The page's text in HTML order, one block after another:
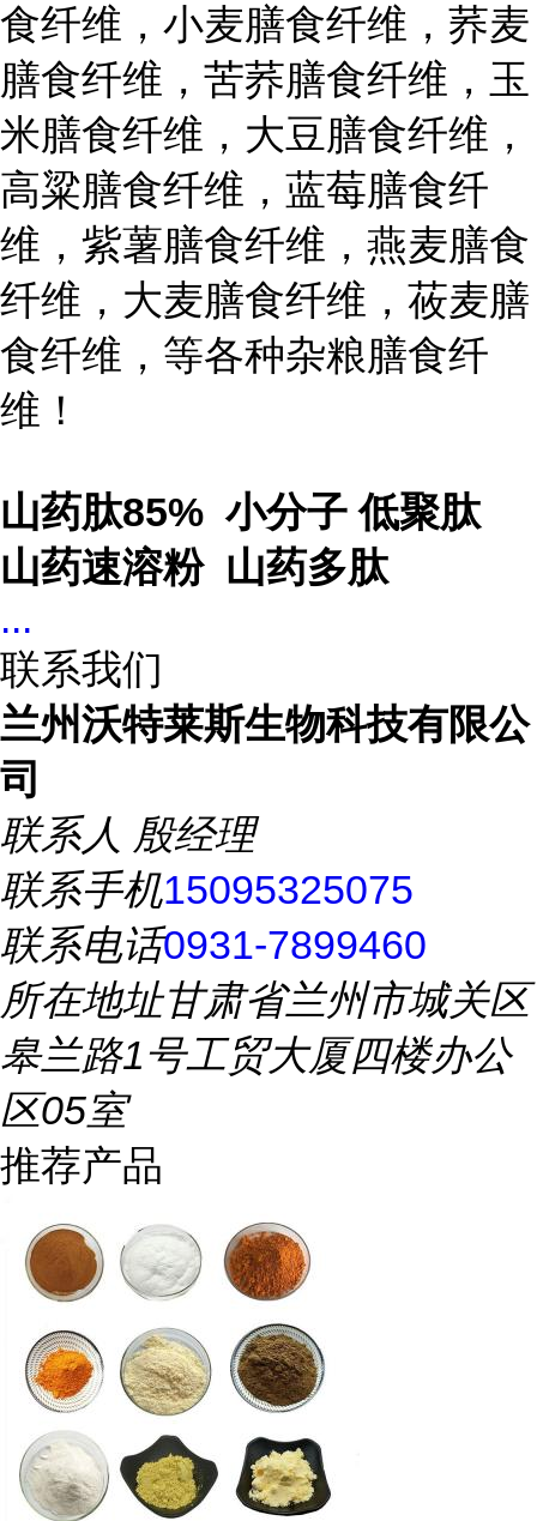
食纤维，小麦膳食纤维，荞麦
膳食纤维，苦荞膳食纤维，玉
米膳食纤维，大豆膳食纤维，
高粱膳食纤维，蓝莓膳食纤
维，紫薯膳食纤维，燕麦膳食
纤维，大麦膳食纤维，莜麦膳
食纤维，等各种杂粮膳食纤
维！
山药肽85% 小分子 低聚肽
山药速溶粉 山药多肽
...
联系我们
兰州沃特莱斯生物科技有限公
司
联系人 殷经理
联系手机15095325075
联系电话0931-7899460
所在地址甘肃省兰州市城关区
皋兰路1号工贸大厦四楼办公
区05室
推荐产品